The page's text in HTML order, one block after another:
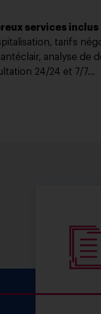
services inclus
tarifs
analyse de
24/24 et 7/7…